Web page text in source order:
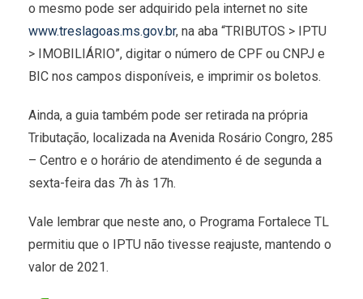
o mesmo pode ser adquirido pela internet no site
www.treslagoas.ms.gov.br, na aba “TRIBUTOS > IPTU
> IMOBILIÁRIO”, digitar o número de CPF ou CNPJ e
BIC nos campos disponíveis, e imprimir os boletos.
Ainda, a guia também pode ser retirada na própria
Tributação, localizada na Avenida Rosário Congro, 285
– Centro e o horário de atendimento é de segunda a
sexta-feira das 7h às 17h.
Vale lembrar que neste ano, o Programa Fortalece TL
permitiu que o IPTU não tivesse reajuste, mantendo o
valor de 2021.